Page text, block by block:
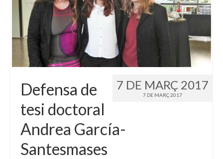
7 DE MARÇ 2017
7 DE MARÇ 2017
Defensa de
tesi doctoral
Andrea García-
Santesmases